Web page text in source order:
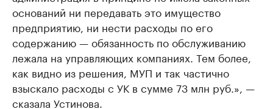
оснований ни передавать это имущество
предприятию, ни нести расходы по его
содержанию — обязанность по обслуживанию
лежала на управляющих компаниях. Тем более,
как видно из решения, МУП и так частично
взыскало расходы с УК в сумме 73 млн руб.», —
сказала Устинова.